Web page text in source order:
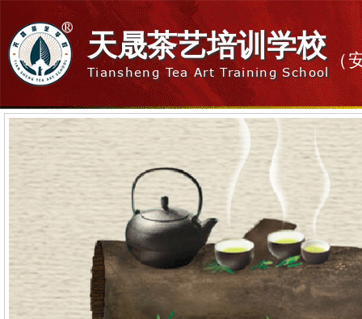
天晟茶艺培训学校
Tiansheng Tea Art Training School
（